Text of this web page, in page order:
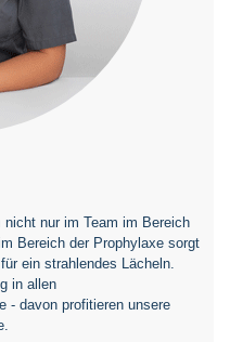
nur im Team im Bereich
Bereich der Prophylaxe sorgt
ein strahlendes Lächeln.
in allen
- davon profitieren unsere